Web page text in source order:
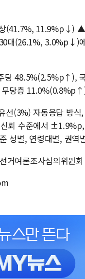
상(41.7%,
(26.1%, 3.0%p↓)
당
당층
선(3%) 자동응답 방
뢰 수준에서
성별, 연령대별, 권역
거여론조사심의위원